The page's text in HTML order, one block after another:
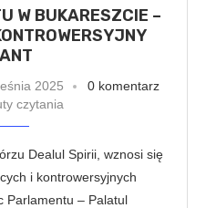
W BUKARESZCIE –
2025
0 komentarz
czytania
Dealul Spirii, wznosi się
i kontrowersyjnych
Parlamentu – Palatul